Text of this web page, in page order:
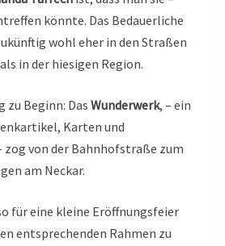
könnte. Das Bedauerliche
wohl eher in den Straßen
in der hiesigen Region.
zu Beginn: Das Wunderwerk, – ein
Karten und
zog von der Bahnhofstraße zum
am Neckar.
für eine kleine Eröffnungsfeier
entsprechenden Rahmen zu